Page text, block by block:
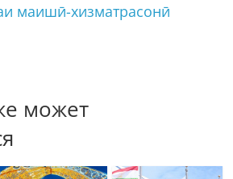
маишӣ-хизматрасонӣ
может